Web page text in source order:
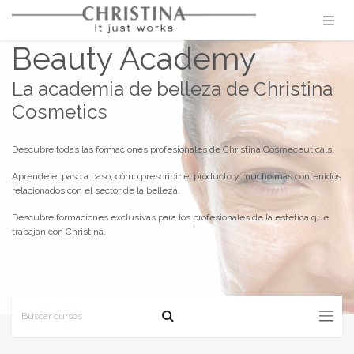
Beauty Academy
La academia de belleza de Christina
Cosmetics
Descubre todas las formaciones profesionales de Christina Cosmeceuticals.
Aprende el paso a paso, cómo prescribir el producto y mucho más contenidos
relacionados con el sector de la belleza.
Descubre formaciones exclusivas para los profesionales de la estética que
trabajan con Christina.